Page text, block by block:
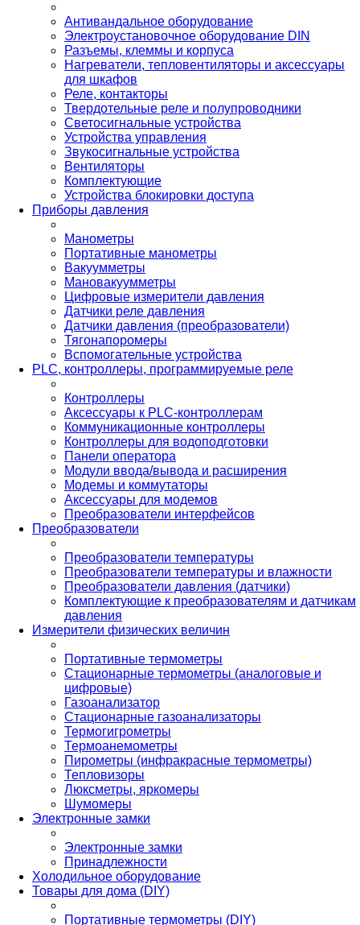
Антивандальное оборудование
Электроустановочное оборудование DIN
Разъемы, клеммы и корпуса
Нагреватели, тепловентиляторы и аксессуары
для шкафов
Реле, контакторы
Твердотельные реле и полупроводники
Светосигнальные устройства
Устройства управления
Звукосигнальные устройства
Вентиляторы
Комплектующие
Устройства блокировки доступа
Приборы давления
Манометры
Портативные манометры
Вакуумметры
Мановакуумметры
Цифровые измерители давления
Датчики реле давления
Датчики давления (преобразователи)
Тягонапоромеры
Вспомогательные устройства
PLС, контроллеры, программируемые реле
Контроллеры
Аксессуары к PLC-контроллерам
Коммуникационные контроллеры
Контроллеры для водоподготовки
Панели оператора
Модули ввода/вывода и расширения
Модемы и коммутаторы
Аксессуары для модемов
Преобразователи интерфейсов
Преобразователи
Преобразователи температуры
Преобразователи температуры и влажности
Преобразователи давления (датчики)
Комплектующие к преобразователям и датчикам
давления
Измерители физических величин
Портативные термометры
Стационарные термометры (аналоговые и
цифровые)
Газоанализатор
Стационарные газоанализаторы
Термогигрометры
Термоанемометры
Пирометры (инфракрасные термометры)
Тепловизоры
Люксметры, яркомеры
Шумомеры
Электронные замки
Электронные замки
Принадлежности
Холодильное оборудование
Товары для дома (DIY)
Портативные термометры (DIY)